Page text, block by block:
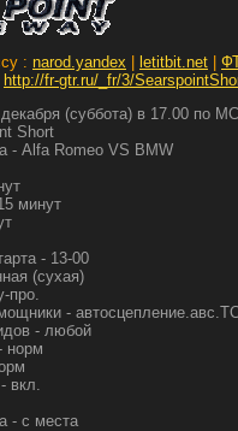
: narod.yandex letitbit.net
http://fr-gtr.ru/_fr/3/
(суббота) в 17.00 по
Short
- Alfa Romeo VS BMW
минут
- 13-00
(сухая)
про.
-
- любой
норм
вкл.
- с места